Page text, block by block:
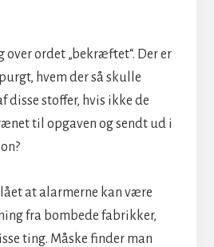
over ordet „bekræftet“. Der er
hvem der så skulle
disse stoffer, hvis ikke de
til opgaven og sendt ud i
at alarmerne kan være
fra bombede fabrikker,
ting. Måske finder man